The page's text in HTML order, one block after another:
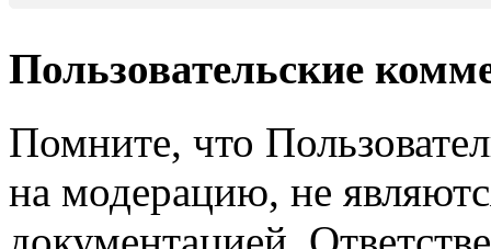
Пользовательские
Помните, что
на модерацию, не